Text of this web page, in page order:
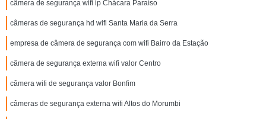
câmera de segurança wifi ip Chácara Paraíso
câmeras de segurança hd wifi Santa Maria da Serra
empresa de câmera de segurança com wifi Bairro da Estação
câmera de segurança externa wifi valor Centro
câmera wifi de segurança valor Bonfim
câmeras de segurança externa wifi Altos do Morumbi